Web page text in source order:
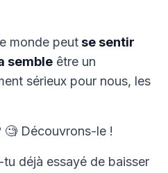
monde peutse sentir
semble être un
sérieux pour nous, les
🧐 Découvrons-le !
déjà essayé de baisser